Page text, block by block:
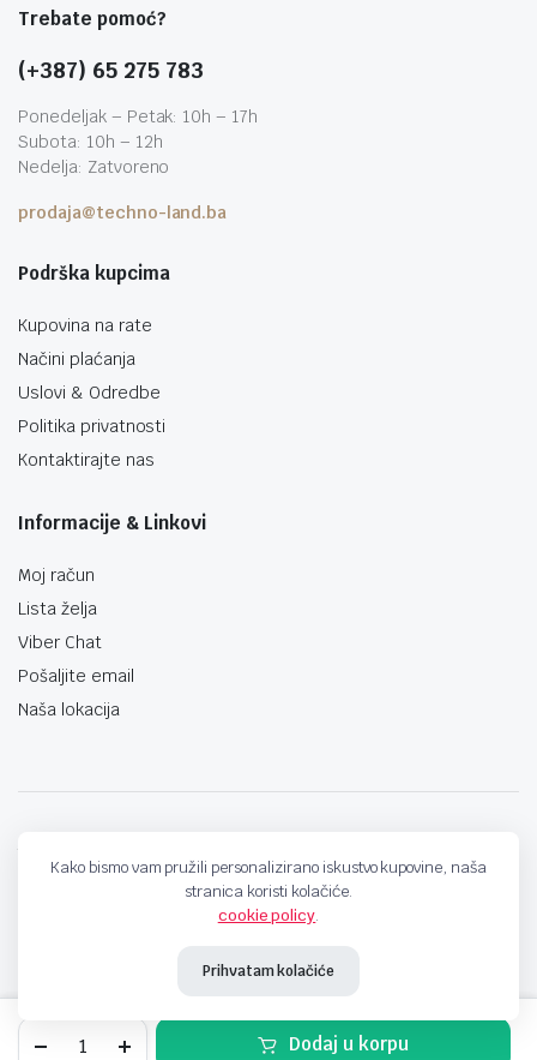
Dodaj u korpu
Trebate pomoć?
(+387) 65 275 783
Ponedeljak – Petak: 10h – 17h
Subota: 10h – 12h
Nedelja: Zatvoreno
prodaja@techno-land.ba
Podrška kupcima
Kupovina na rate
Načini plaćanja
Uslovi & Odredbe
Politika privatnosti
Kontaktirajte nas
Informacije & Linkovi
Moj račun
Lista želja
Viber Chat
Pošaljite email
Naša lokacija
Kako bismo vam pružili personalizirano iskustvo kupovine, naša
stranica koristi kolačiće.
cookie policy.
Prihvatam kolačiće